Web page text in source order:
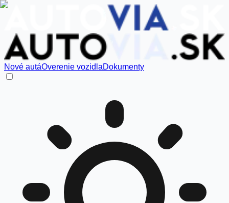
Nové autáOverenie vozidlaDokumenty